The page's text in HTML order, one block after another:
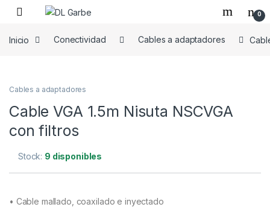
0
Inicio Conectividad Cables a adaptadores
Cables a adaptadores
Cable VGA 1.5m Nisuta NSCVGA
con filtros
Stock: 9 disponibles
• Cable mallado, coaxilado e inyectado